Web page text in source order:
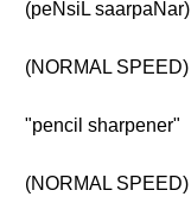
(peNsiL saarpaNar)
(NORMAL SPEED)
"pencil sharpener"
(NORMAL SPEED)